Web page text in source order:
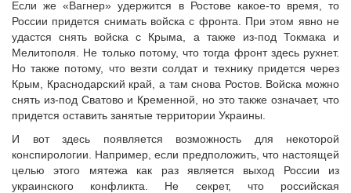
Если же «Вагнер» удержится в Ростове какое-то время, то
России придется снимать войска с фронта. При этом явно не
удастся снять войска с Крыма, а также из-под Токмака и
Мелитополя. Не только потому, что тогда фронт здесь рухнет.
Но также потому, что везти солдат и технику придется через
Крым, Краснодарский край, а там снова Ростов. Войска можно
снять из-под Сватово и Кременной, но это также означает, что
придется оставить занятые территории Украины.
И вот здесь появляется возможность для некоторой
конспирологии. Например, если предположить, что настоящей
целью этого мятежа как раз является выход России из
украинского конфликта. Не секрет, что российская